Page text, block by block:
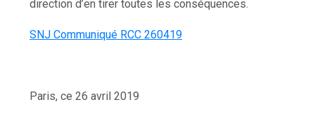
direction d’en tirer toutes les conséquences.
SNJ Communiqué RCC 260419
Paris, ce 26 avril 2019